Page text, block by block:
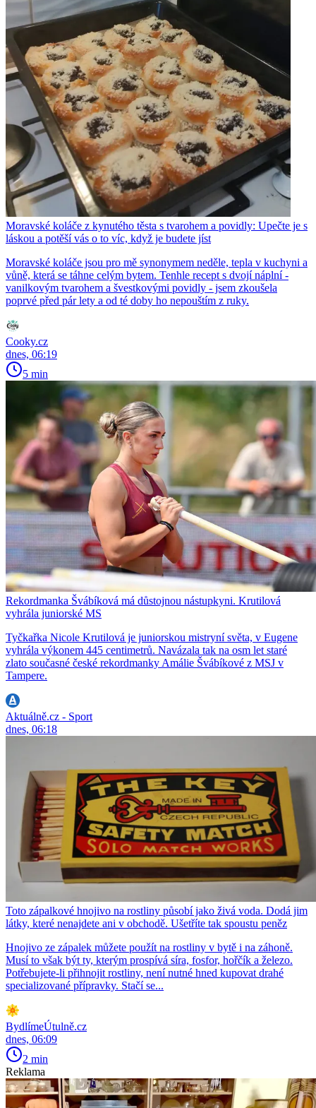
Moravské koláče z kynutého těsta s tvarohem a povidly: Upečte je s
láskou a potěší vás o to víc, když je budete jíst
Moravské koláče jsou pro mě synonymem neděle, tepla v kuchyni a
vůně, která se táhne celým bytem. Tenhle recept s dvojí náplní -
vanilkovým tvarohem a švestkovými povidly - jsem zkoušela
poprvé před pár lety a od té doby ho nepouštím z ruky.
Cooky.cz
dnes, 06:19
5 min
Rekordmanka Švábíková má důstojnou nástupkyni. Krutilová
vyhrála juniorské MS
Tyčkařka Nicole Krutilová je juniorskou mistryní světa, v Eugene
vyhrála výkonem 445 centimetrů. Navázala tak na osm let staré
zlato současné české rekordmanky Amálie Švábíkové z MSJ v
Tampere.
Aktuálně.cz - Sport
dnes, 06:18
Toto zápalkové hnojivo na rostliny působí jako živá voda. Dodá jim
látky, které nenajdete ani v obchodě. Ušetříte tak spoustu peněz
Hnojivo ze zápalek můžete použít na rostliny v bytě i na záhoně.
Musí to však být ty, kterým prospívá síra, fosfor, hořčík a železo.
Potřebujete-li přihnojit rostliny, není nutné hned kupovat drahé
specializované přípravky. Stačí se...
BydlímeÚtulně.cz
dnes, 06:09
2 min
Reklama